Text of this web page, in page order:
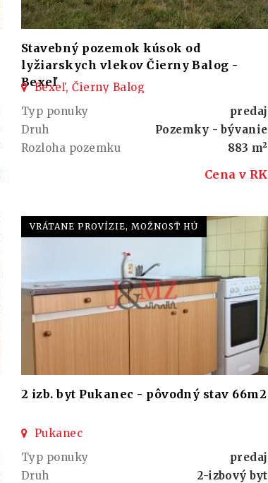
Stavebný pozemok kúsok od
lyžiarskych vlekov Čierny Balog -
Bexeľ
Bexeľ, Čierny Balog
Typ ponuky
predaj
Druh
Pozemky - bývanie
Rozloha pozemku
883 m²
Cena v RK
VRÁTANE PROVÍZIE, MOŽNOSŤ HÚ
2 izb. byt Pukanec - pôvodný stav 66m2
Pukanec
Typ ponuky
predaj
Druh
2-izbový byt